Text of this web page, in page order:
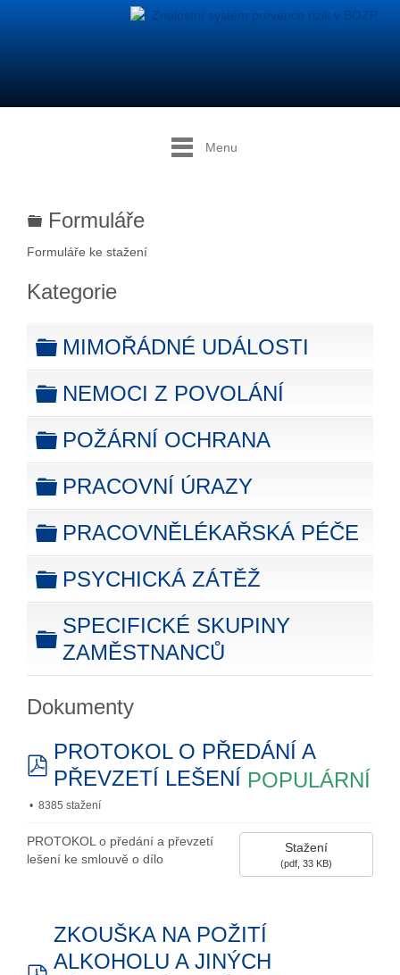
Menu
Formuláře
Formuláře ke stažení
Kategorie
folder
MIMOŘÁDNÉ UDÁLOSTI
folder
NEMOCI Z POVOLÁNÍ
folder
POŽÁRNÍ OCHRANA
folder
PRACOVNÍ ÚRAZY
folder
PRACOVNĚLÉKAŘSKÁ PÉČE
folder
PSYCHICKÁ ZÁTĚŽ
folder
SPECIFICKÉ SKUPINY
ZAMĚSTNANCŮ
Dokumenty
pdf
PROTOKOL O PŘEDÁNÍ A
PŘEVZETÍ LEŠENÍ POPULÁRNÍ
8385 stažení
Stažení
(pdf, 33 KB)
PROTOKOL o předání a převzetí
lešení ke smlouvě o dílo
ZKOUŠKA NA POŽITÍ
ALKOHOLU A JINÝCH